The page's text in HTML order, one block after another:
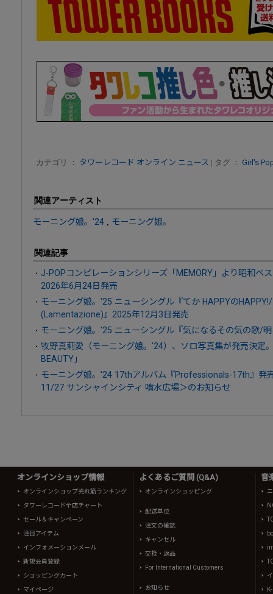
カテゴリ ： タワーレコード オンライン ニュース | タグ ： Girl's
関連アーティスト
モーニング娘。'24 モーニング娘。
関連記事
J-POPコンピレーションシリーズ「MEMORY」より昭和ベ
2026年6月24日発売
モーニング娘。'25 ニューシングル『てか HAPPYの
(Lamentazione)』2025年12月3日発売
モーニング娘。'25 ニューシングル『気になるその気の歌/
牧野真莉愛（モーニング娘。'24）、ソロ写真集が発売決定
BEAUTY」
モーニング娘。'24 17thアルバム『Professionals-17th』発
11/27 サンシャインシティ 噴水広場＞のお知らせ
オンラインショップ情報
オンラインショップ売れ筋ランキング
タワーレコード全店チャート
セール＆キャンペーン
注目アイテム
インフォメーションメール
新規会員登録
ショッピングカート
マイページ
よくあるご質問 (Q&A)
オンラインショッピング
配送単位
注文の確認
キャンセル
交換・返品
For International Customers
お知らせ
音